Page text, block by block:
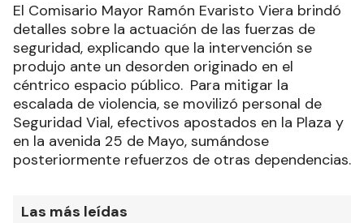
El Comisario Mayor Ramón Evaristo Viera brindó
detalles sobre la actuación de las fuerzas de
seguridad, explicando que la intervención se
produjo ante un desorden originado en el
céntrico espacio público. Para mitigar la
escalada de violencia, se movilizó personal de
Seguridad Vial, efectivos apostados en la Plaza y
en la avenida 25 de Mayo, sumándose
posteriormente refuerzos de otras dependencias.
Las más leídas